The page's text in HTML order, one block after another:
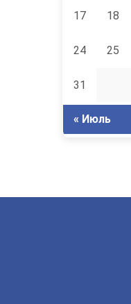
17 18
24 25
31
« Июль